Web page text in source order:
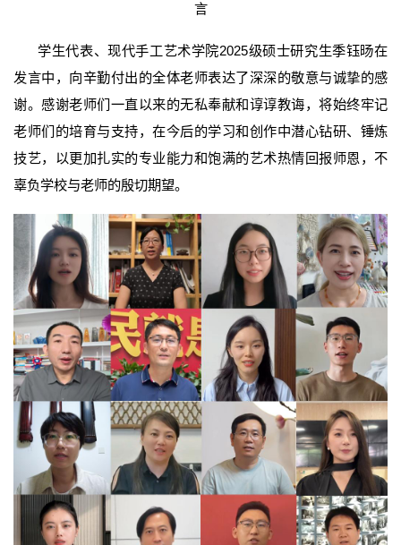
言
学生代表、现代手工艺术学院2025级硕士研究生季钰旸在
发言中，向辛勤付出的全体老师表达了深深的敬意与诚挚的感
谢。感谢老师们一直以来的无私奉献和谆谆教诲，将始终牢记
老师们的培育与支持，在今后的学习和创作中潜心钻研、锤炼
技艺，以更加扎实的专业能力和饱满的艺术热情回报师恩，不
辜负学校与老师的殷切期望。